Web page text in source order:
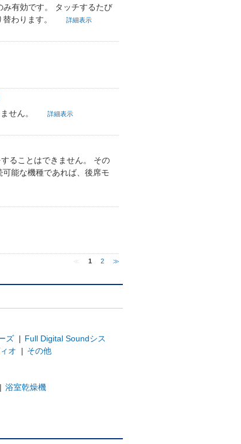
み有効です。 タッチするたび
わります。
詳細表示
せん。 詳細表示
ることはできません。 その
能な機種であれば、後席モ
1 2 ≫
ズ | Full Digital Soundシス
オ | その他
| 浴室乾燥機